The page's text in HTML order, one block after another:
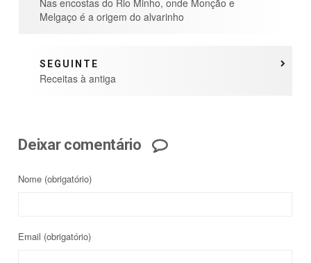
Nas encostas do Rio Minho, onde Monção e
Melgaço é a origem do alvarinho
SEGUINTE
Receitas à antiga
Deixar comentário
Nome (obrigatório)
Email (obrigatório)